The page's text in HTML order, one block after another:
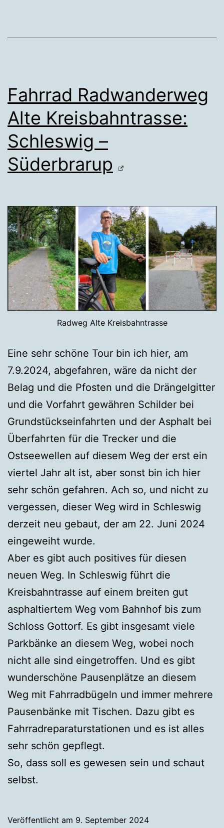
Fahrrad Radwanderweg
Alte Kreisbahntrasse:
Schleswig –
Süderbrarup
Radweg Alte Kreisbahntrasse
Eine sehr schöne Tour bin ich hier, am
7.9.2024, abgefahren, wäre da nicht der
Belag und die Pfosten und die Drängelgitter
und die Vorfahrt gewähren Schilder bei
Grundstückseinfahrten und der Asphalt bei
Überfahrten für die Trecker und die
Ostseewellen auf diesem Weg der erst ein
viertel Jahr alt ist, aber sonst bin ich hier
sehr schön gefahren. Ach so, und nicht zu
vergessen, dieser Weg wird in Schleswig
derzeit neu gebaut, der am 22. Juni 2024
eingeweiht wurde.
Aber es gibt auch positives für diesen
neuen Weg. In Schleswig führt die
Kreisbahntrasse auf einem breiten gut
asphaltiertem Weg vom Bahnhof bis zum
Schloss Gottorf. Es gibt insgesamt viele
Parkbänke an diesem Weg, wobei noch
nicht alle sind eingetroffen. Und es gibt
wunderschöne Pausenplätze an diesem
Weg mit Fahrradbügeln und immer mehrere
Pausenbänke mit Tischen. Dazu gibt es
Fahrradreparaturstationen und es ist alles
sehr schön gepflegt.
So, dass soll es gewesen sein und schaut
selbst.
Veröffentlicht am 9. September 2024